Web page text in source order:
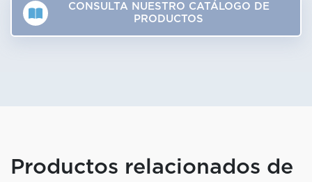
CONSULTA NUESTRO CATÁLOGO DE
PRODUCTOS
Productos relacionados de